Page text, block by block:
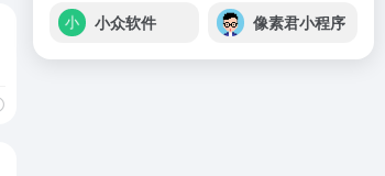
小众软件 像素君小程序